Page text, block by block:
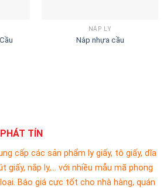
NẮP LY
Nắp nhựa cầu
TÍN
cấp các sản phẩm ly giấy, tô giấy, dĩa
giấy, nắp ly,... với nhiều mẫu mã phong
Báo giá cực tốt cho nhà hàng, quán